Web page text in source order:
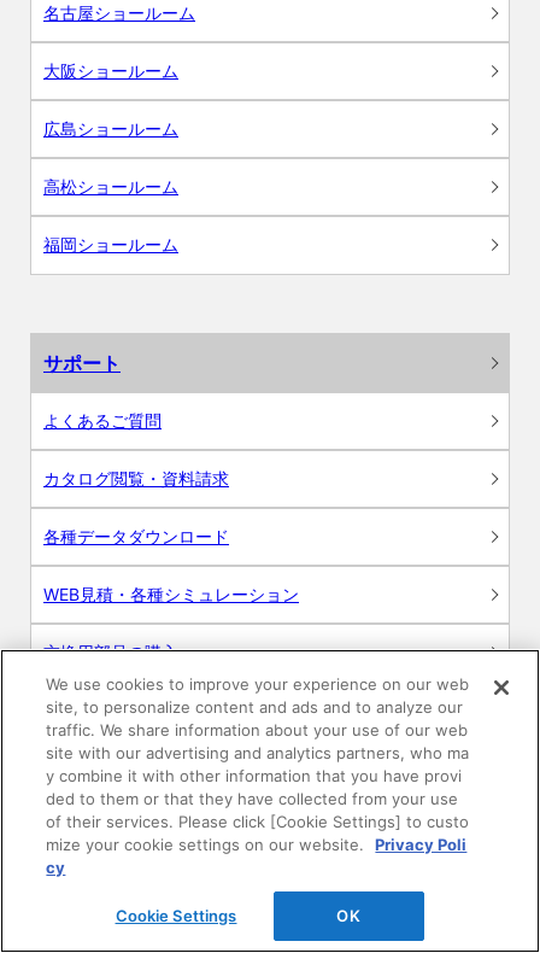
名古屋ショールーム
大阪ショールーム
広島ショールーム
高松ショールーム
福岡ショールーム
サポート
よくあるご質問
カタログ閲覧・資料請求
各種データダウンロード
WEB見積・各種シミュレーション
交換用部品の購入
修理・点検
お問い合わせ
ログイン
建築・設計関係者様向けサイト
We use cookies to improve your experience on our web
site, to personalize content and ads and to analyze our
traffic. We share information about your use of our web
site with our advertising and analytics partners, who ma
y combine it with other information that you have provi
ded to them or that they have collected from your use
of their services. Please click [Cookie Settings] to custo
mize your cookie settings on our website.
Privacy Poli
cy
Cookie Settings OK